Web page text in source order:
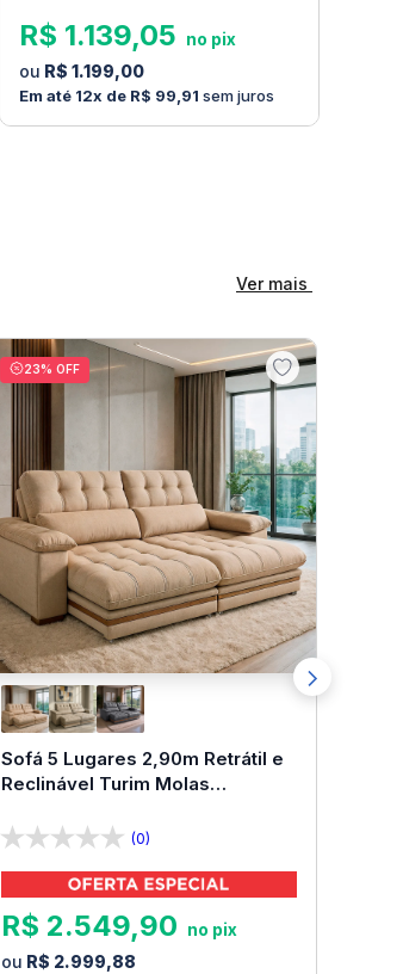
R$ 1.139,05
R$ 1.199,00
12 R$ 99 91 sem juros
Ver mais
23% OFF
Sofá 5 Lugares 2,90m Retrátil e
Reclinável Turim Molas
(0)
R$ 2.549,90
R$ 2.999,88